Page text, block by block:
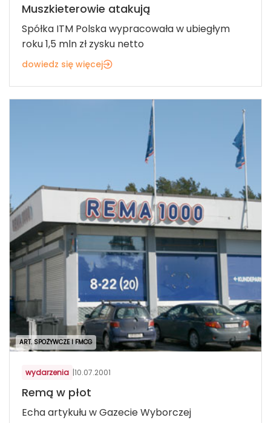
Muszkieterowie atakują
Spółka ITM Polska wypracowała w ubiegłym
roku 1,5 mln zł zysku netto
dowiedz się więcej
ART. SPOŻYWCZE I FMCG
wydarzenia |10.07.2001
Remą w płot
Echa artykułu w Gazecie Wyborczej